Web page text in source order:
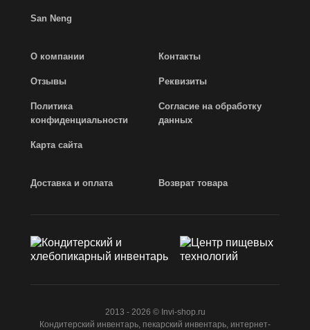
San Neng
О компании Контакты
Отзывы Реквизиты
Политика
конфиденциальности
Согласие на обработку
данных
Карта сайта
Доставка и оплата Возврат товара
2013 - 2026 © Invi-shop.ru
Кондитерский инвентарь, пекарский инвентарь, интернет-